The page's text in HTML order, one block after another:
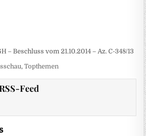
– Beschluss vom 21.10.2014 – Az. C-348/13
,Topthemen
Feed